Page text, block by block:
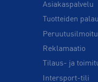
Asiakaspalvelu
Tuotteiden
Reklamaatio
Tilaus- ja
Intersport-tili